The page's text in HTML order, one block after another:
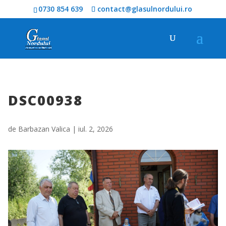
0730 854 639 contact@glasulnordului.ro
DSC00938
de Barbazan Valica | iul. 2, 2026